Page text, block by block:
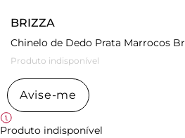
BRIZZA
Chinelo de Dedo Prata Marrocos
Produto indisponível
Avise-me
Produto indisponível